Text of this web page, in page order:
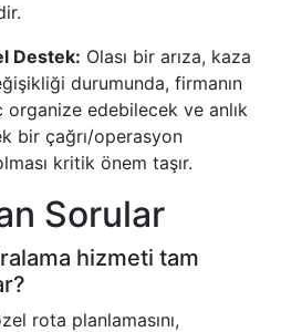
Destek: Olası bir arıza, kaza
durumunda, firmanın
organize edebilecek ve anlık
bir çağrı/operasyon
kritik önem taşır.
Sorular
hizmeti tam
rota planlamasını,